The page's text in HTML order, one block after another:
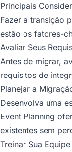
Principais
Fazer a transição
estão os fatores-
Avaliar Seus
Antes de migrar,
requisitos de
Planejar a
Desenvolva uma
Event Planning
existentes sem
Treinar Sua